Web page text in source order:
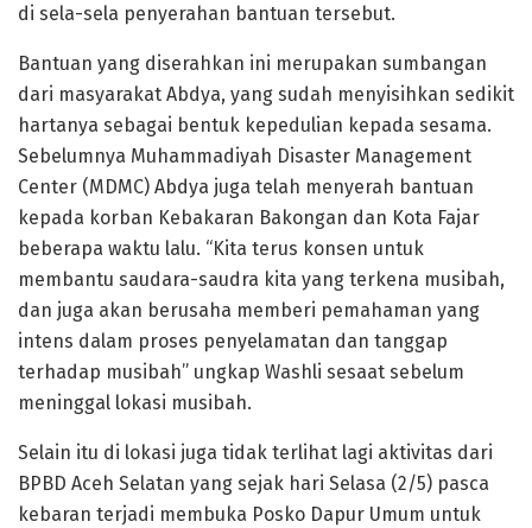
di sela-sela penyerahan bantuan tersebut.
Bantuan yang diserahkan ini merupakan sumbangan
dari masyarakat Abdya, yang sudah menyisihkan sedikit
hartanya sebagai bentuk kepedulian kepada sesama.
Sebelumnya Muhammadiyah Disaster Management
Center (MDMC) Abdya juga telah menyerah bantuan
kepada korban Kebakaran Bakongan dan Kota Fajar
beberapa waktu lalu. “Kita terus konsen untuk
membantu saudara-saudra kita yang terkena musibah,
dan juga akan berusaha memberi pemahaman yang
intens dalam proses penyelamatan dan tanggap
terhadap musibah” ungkap Washli sesaat sebelum
meninggal lokasi musibah.
Selain itu di lokasi juga tidak terlihat lagi aktivitas dari
BPBD Aceh Selatan yang sejak hari Selasa (2/5) pasca
kebaran terjadi membuka Posko Dapur Umum untuk